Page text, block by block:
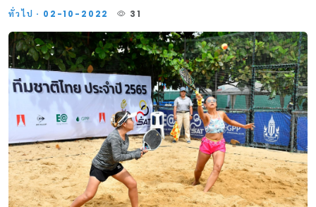
ทั่วไป · 02-10-2022 31